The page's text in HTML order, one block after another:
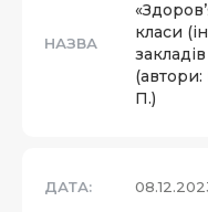
НАЗВА
класи
П.)
ДАТА: